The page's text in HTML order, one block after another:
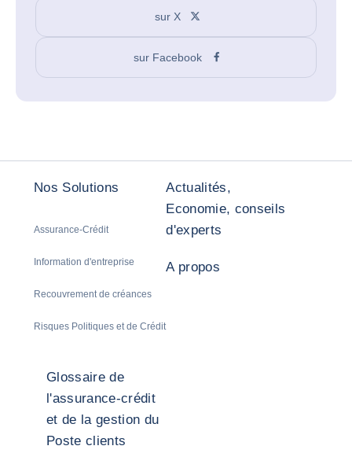
sur X
sur Facebook
Nos Solutions
Assurance-Crédit
Information d'entreprise
Recouvrement de créances
Risques Politiques et de Crédit
Actualités,
Economie, conseils
d'experts
A propos
Glossaire de
l'assurance-crédit
et de la gestion du
Poste clients